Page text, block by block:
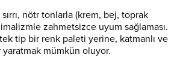
sırrı, nötr tonlarla (krem, bej, toprak
zahmetsizce uyum sağlaması.
tip bir renk paleti yerine, katmanlı ve
mümkün oluyor.